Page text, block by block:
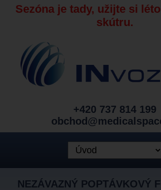
Sezóna je tady, užijte si
skútru.
+420 737 814 199
NEZÁVAZNÝ POPTÁVKOVÝ